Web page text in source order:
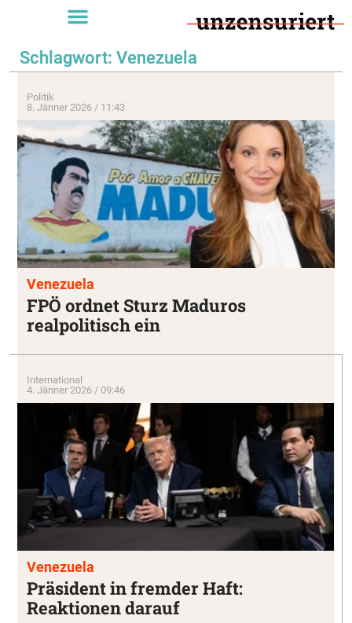
Schlagwort: Venezuela
Politik
8. Jänner 2026 / 11:43
Venezuela
FPÖ ordnet Sturz Maduros
realpolitisch ein
International
4. Jänner 2026 / 09:46
Venezuela
Präsident in fremder Haft:
Reaktionen darauf